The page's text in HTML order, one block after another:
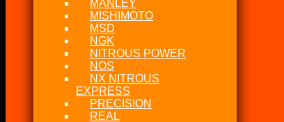
MANLEY
MISHIMOTO
MSD
NGK
NITROUS POWER
NOS
NX NITROUS
EXPRESS
PRECISION
REAL